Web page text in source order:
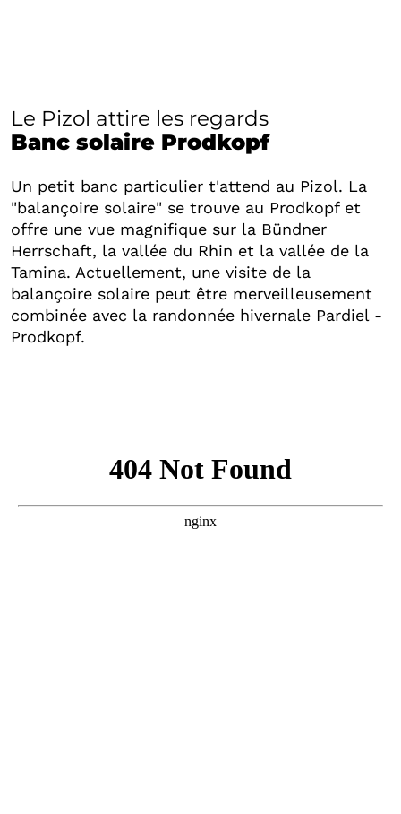
Le Pizol attire les regards
Banc solaire Prodkopf
Un petit banc particulier t'attend au Pizol. La
"balançoire solaire" se trouve au Prodkopf et
offre une vue magnifique sur la Bündner
Herrschaft, la vallée du Rhin et la vallée de la
Tamina. Actuellement, une visite de la
balançoire solaire peut être merveilleusement
combinée avec la randonnée hivernale Pardiel -
Prodkopf.